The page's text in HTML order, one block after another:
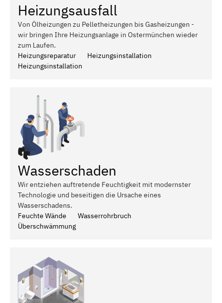
Heizungsausfall
Von Ölheizungen zu Pelletheizungen bis Gasheizungen -
wir bringen Ihre Heizungsanlage in Ostermünchen wieder
zum Laufen.
Heizungsreparatur
Heizungsinstallation
Heizungsinstallation
Wasserschaden
Wir entziehen auftretende Feuchtigkeit mit modernster
Technologie und beseitigen die Ursache eines
Wasserschadens.
Feuchte Wände
Wasserrohrbruch
Überschwämmung